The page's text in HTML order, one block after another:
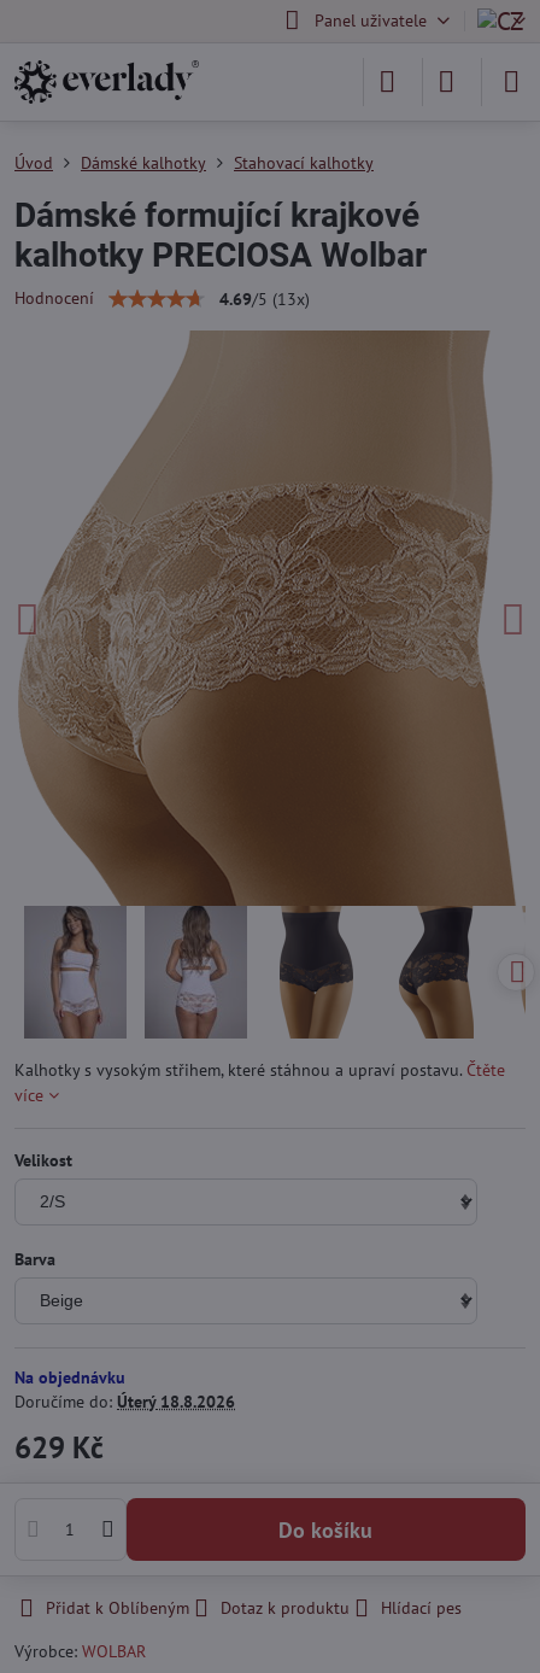
Panel uživatele
Úvod Dámské kalhotky Stahovací kalhotky
Dámské formující krajkové
kalhotky PRECIOSA Wolbar
Hodnocení 4.69/5 (13x)
Kalhotky s vysokým střihem, které stáhnou a upraví postavu. Čtěte
více
Velikost
Barva
Na objednávku
Doručíme do: Úterý18.8.2026
629 Kč
Do košíku
Přidat k Oblíbeným Dotaz k produktu
Hlídací pes
Výrobce: WOLBAR